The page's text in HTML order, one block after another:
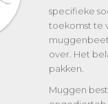
specifieke
toekomst te
over. Het
pakken.
Muggen